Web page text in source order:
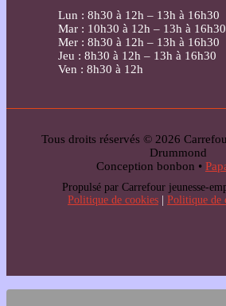
Lun : 8h30 à 12h – 13h à 16h30
Mar : 10h30 à 12h – 13h à 16h30
Mer : 8h30 à 12h – 13h à 16h30
Jeu : 8h30 à 12h – 13h à 16h30
Ven : 8h30 à 12h
Tous droits réservés © 2026
Drummond
Conception bonbon •
Propulsé par Carrefour jeunesse-
Politique de cookies
Politique de